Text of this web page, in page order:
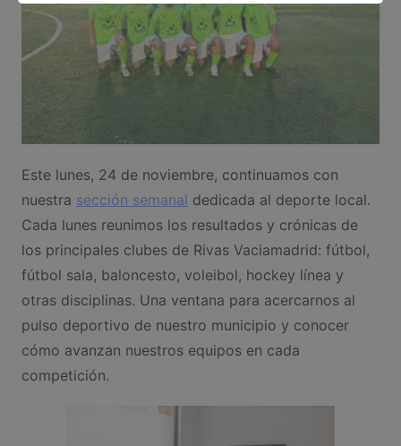
Este lunes, 24 de noviembre, continuamos con
nuestra sección semanal dedicada al deporte local.
Cada lunes reunimos los resultados y crónicas de
los principales clubes de Rivas Vaciamadrid: fútbol,
fútbol sala, baloncesto, voleibol, hockey línea y
otras disciplinas. Una ventana para acercarnos al
pulso deportivo de nuestro municipio y conocer
cómo avanzan nuestros equipos en cada
competición.